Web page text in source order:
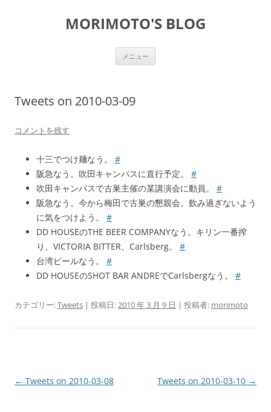
MORIMOTO'S BLOG
メニュー
Tweets on 2010-03-09
コメントを残す
十三でつけ麺なう。 #
阪急なう。吹田キャンパスに直行予定。 #
吹田キャンパスで古巣主催の某講演会に動員。 #
阪急なう。今から梅田で古巣の懇親会。飲み過ぎないよう
に気をつけよう。 #
DD HOUSEのTHE BEER COMPANYなう。キリン一番搾
り、VICTORIA BITTER、Carlsberg。 #
台湾ビールなう。 #
DD HOUSEのSHOT BAR ANDREでCarlsbergなう。 #
カテゴリー:Tweets | 投稿日:2010 年 3 月 9 日 | 投稿者: morimoto
投
← Tweets on 2010-03-08 Tweets on 2010-03-10 →